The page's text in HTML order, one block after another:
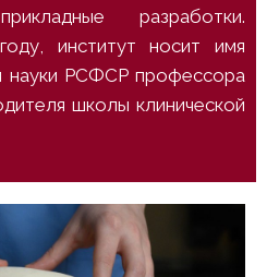
разработки.
институт носит имя
науки РСФСР профессора
школы клинической